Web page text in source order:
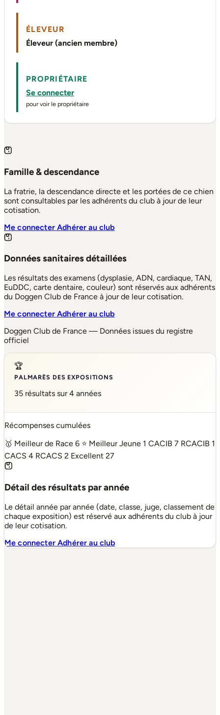
ÉLEVEUR
Éleveur (ancien membre)
PROPRIÉTAIRE
Se connecter
pour voir le propriétaire
Famille & descendance
La fratrie, la descendance directe et les portées de ce chien
sont consultables par les adhérents du club à jour de leur
cotisation.
Me connecterAdhérer au club
Données sanitaires détaillées
Les résultats des examens (dysplasie, ADN, cardiaque, TAN,
EuDDC, carte dentaire, couleur) sont réservés aux adhérents
du Doggen Club de France à jour de leur cotisation.
Me connecterAdhérer au club
Doggen Club de France — Données issues du registre
officiel
🏆
PALMARÈS DES EXPOSITIONS
35 résultats sur 4 années
Récompenses cumulées
🥇 Meilleur de Race 6 ⭐ Meilleur Jeune 1 CACIB 7 RCACIB 1
CACS 4 RCACS 2 Excellent 27
Détail des résultats par année
Le détail année par année (date, classe, juge, classement de
chaque exposition) est réservé aux adhérents du club à jour
de leur cotisation.
Me connecterAdhérer au club